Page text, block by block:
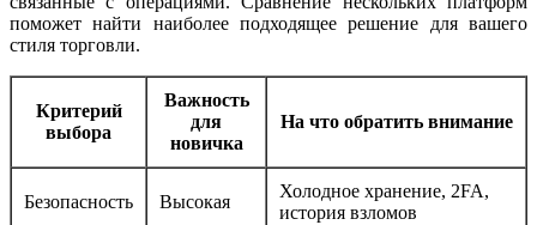
поможет найти наиболее подходящее решение для вашего
стиля торговли.
Критерий
выбора
Важность
для
новичка
На что обратить внимание
Безопасность Высокая
Холодное хранение, 2FA,
история взломов